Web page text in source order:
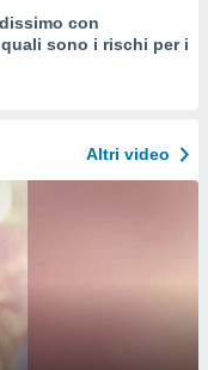
con
sono i rischi per i
Altri video